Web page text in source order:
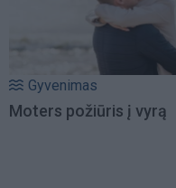
Gyvenimas
Moters požiūris į vyrą